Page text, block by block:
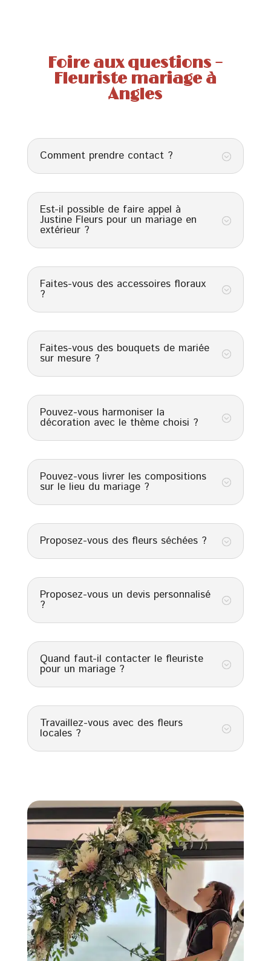
Foire aux questions –
Fleuriste mariage à
Angles
;
Comment prendre contact ?
;
Est-il possible de faire appel à
Justine Fleurs pour un mariage en
extérieur ?
;
Faites-vous des accessoires floraux
?
;
Faites-vous des bouquets de mariée
sur mesure ?
;
Pouvez-vous harmoniser la
décoration avec le thème choisi ?
;
Pouvez-vous livrer les compositions
sur le lieu du mariage ?
;
Proposez-vous des fleurs séchées ?
;
Proposez-vous un devis personnalisé
?
;
Quand faut-il contacter le fleuriste
pour un mariage ?
;
Travaillez-vous avec des fleurs
locales ?